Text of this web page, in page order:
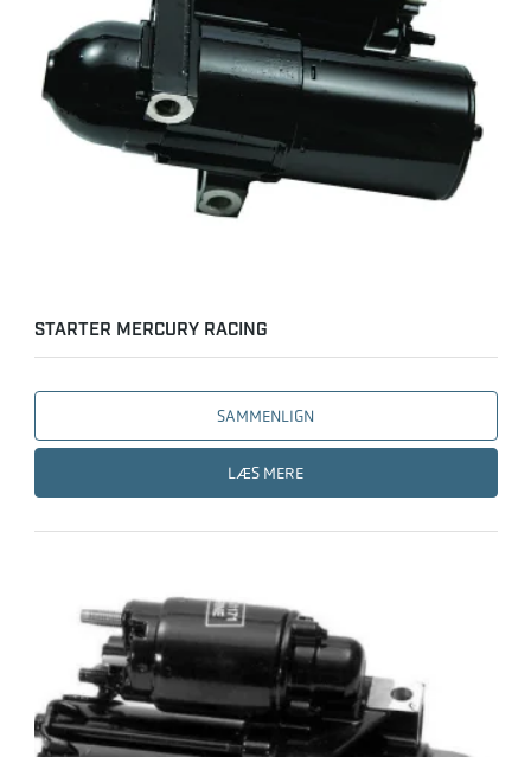
STARTER MERCURY RACING
SAMMENLIGN
LÆS MERE